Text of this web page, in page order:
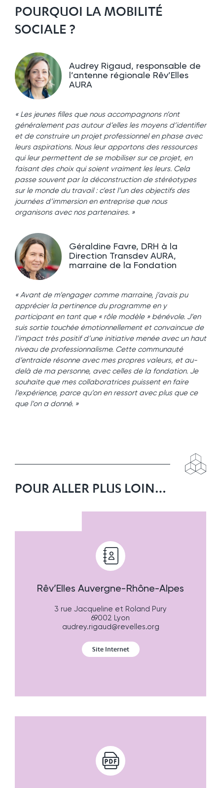
POURQUOI LA MOBILITÉ
SOCIALE ?
Audrey Rigaud, responsable de
l’antenne régionale Rêv’Elles
AURA
« Les jeunes filles que nous accompagnons n’ont
généralement pas autour d’elles les moyens d’identifier
et de construire un projet professionnel en phase avec
leurs aspirations. Nous leur apportons des ressources
qui leur permettent de se mobiliser sur ce projet, en
faisant des choix qui soient vraiment les leurs. Cela
passe souvent par la déconstruction de stéréotypes
sur le monde du travail : c’est l’un des objectifs des
journées d’immersion en entreprise que nous
organisons avec nos partenaires. »
Géraldine Favre, DRH à la
Direction Transdev AURA,
marraine de la Fondation
« Avant de m’engager comme marraine, j’avais pu
apprécier la pertinence du programme en y
participant en tant que « rôle modèle » bénévole. J’en
suis sortie touchée émotionnellement et convaincue de
l’impact très positif d’une initiative menée avec un haut
niveau de professionnalisme. Cette communauté
d’entraide résonne avec mes propres valeurs, et au-
delà de ma personne, avec celles de la fondation. Je
souhaite que mes collaboratrices puissent en faire
l’expérience, parce qu’on en ressort avec plus que ce
que l’on a donné. »
POUR ALLER PLUS LOIN…
Rêv’Elles Auvergne-Rhône-Alpes
3 rue Jacqueline et Roland Pury
69002 Lyon
audrey.rigaud@revelles.org
Site Internet